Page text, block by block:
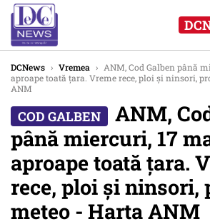
DCNews › Vremea › ANM, Cod Galben până
aproape toată țara. Vreme rece, ploi și ninsori,
ANM
ANM,
până miercuri, 17
aproape toată țara.
rece, ploi și ninsori,
meteo - Harta ANM